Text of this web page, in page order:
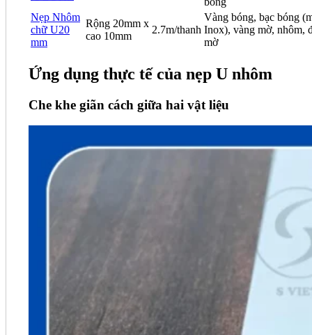
Nẹp Nhôm
chữ U20
mm
Rộng 20mm x
cao 10mm
2.7m/thanh
Vàng bóng, bạc bóng
Inox), vàng mờ, nhôm,
mờ
Ứng dụng thực tế của nẹp U nhôm
Che khe giãn cách giữa hai vật liệu